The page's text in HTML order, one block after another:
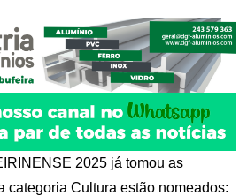
2025 já tomou as
categoria Cultura estão nomeados: